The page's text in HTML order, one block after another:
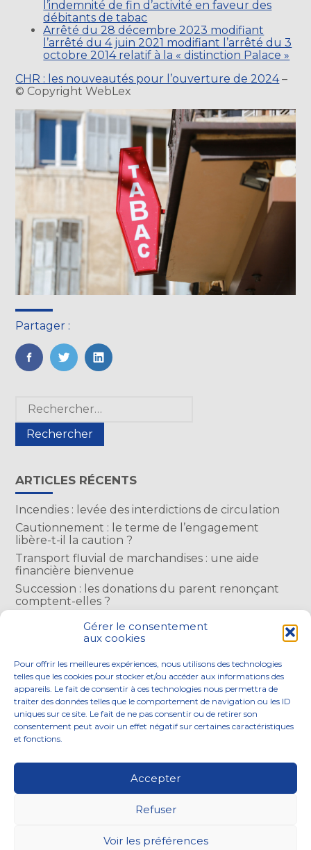
Gérer le consentement
aux cookies
Pour offrir les meilleures expériences, nous utilisons des technologies
telles que les cookies pour stocker et/ou accéder aux informations des
appareils. Le fait de consentir à ces technologies nous permettra de
traiter des données telles que le comportement de navigation ou les ID
uniques sur ce site. Le fait de ne pas consentir ou de retirer son
consentement peut avoir un effet négatif sur certaines caractéristiques
et fonctions.
Accepter
Refuser
Voir les préférences
l’indemnité de fin d’activité en faveur des
débitants de tabac
Arrêté du 28 décembre 2023 modifiant
l’arrêté du 4 juin 2021 modifiant l’arrêté du 3
octobre 2014 relatif à la « distinction Palace »
CHR : les nouveautés pour l’ouverture de 2024–
© Copyright WebLex
Partager :
FaceBook
TwitterLinkedIn
Blog
sidebar
Rechercher :
ARTICLES RÉCENTS
Incendies : levée des interdictions de circulation
Cautionnement : le terme de l’engagement
libère-t-il la caution ?
Transport fluvial de marchandises : une aide
financière bienvenue
Succession : les donations du parent renonçant
comptent-elles ?
Encadrement des loyers : une année de plus
COMMENTAIRES RÉCENTS
FooterNOS ENGAGEMENTS
SOLUTIONS NUMÉRIQUES
ACTUALITÉS
NOUS REJOINDRE
CONTACTEZ-NOUS